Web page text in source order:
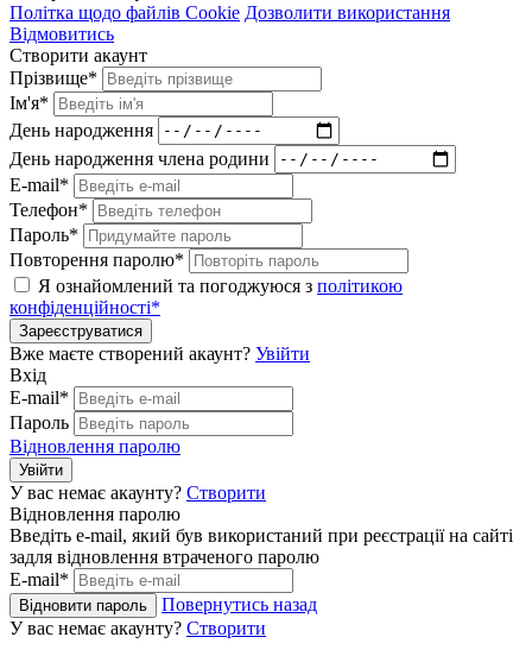
Політка щодо файлів Cookie Дозволити використання
Відмовитись
Створити акаунт
Прізвище*
Ім'я*
День народження
День народження члена родини
E-mail*
Телефон*
Пароль*
Повторення паролю*
Я ознайомлений та погоджуюся з політикою
конфіденційності*
Зареєструватися
Вже маєте створений акаунт? Увійти
Вхід
E-mail*
Пароль
Відновлення паролю
Увійти
У вас немає акаунту? Створити
Відновлення паролю
Введіть e-mail, який був використаний при реєстрації на сайті
задля відновлення втраченого паролю
E-mail*
Відновити пароль
Повернутись назад
У вас немає акаунту? Створити